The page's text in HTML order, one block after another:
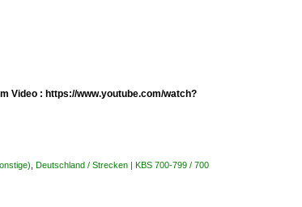
Video : https://www.youtube.com/watch?
Deutschland / Strecken | KBS 700-799 / 700